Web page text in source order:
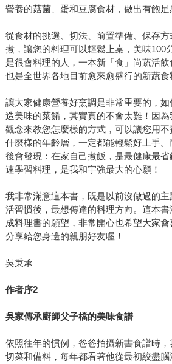
營養的菇菌、蛋和豆腐食材，做出有飽足
從食材的挑選、切法、前置準備、保存
煮，讓您的料理可以輕鬆上桌，美味100
是很會料理的人，一本新「食」尚蔬活
也是全世界各地目前愈來愈盛行的新蔬食
讓大家健康營養好烹調是非常重要的，
造美味的菜餚，其實真的不會太難！因
觀念來教您怎麼樣的方式，可以讓您用
什麼樣的年齡層，一定都能輕鬆好上手
後會發現：在家自己煮飯，是最健康最
速學習料理，是我和宇強最大的心願！
我非常滿意這本書，既是以前沒做過的
活習慣後，最想傳達的料理方向。這本
成料理書的願望，非常開心也希望大家
分享給您身邊的親朋好友喔！
吳秉承
作者序2
吳家傳承廚師父子檔的美味食譜
依照往年的慣例，爸爸拍攝新書食譜時
切菜和備料，每年都看著他從最初絞盡